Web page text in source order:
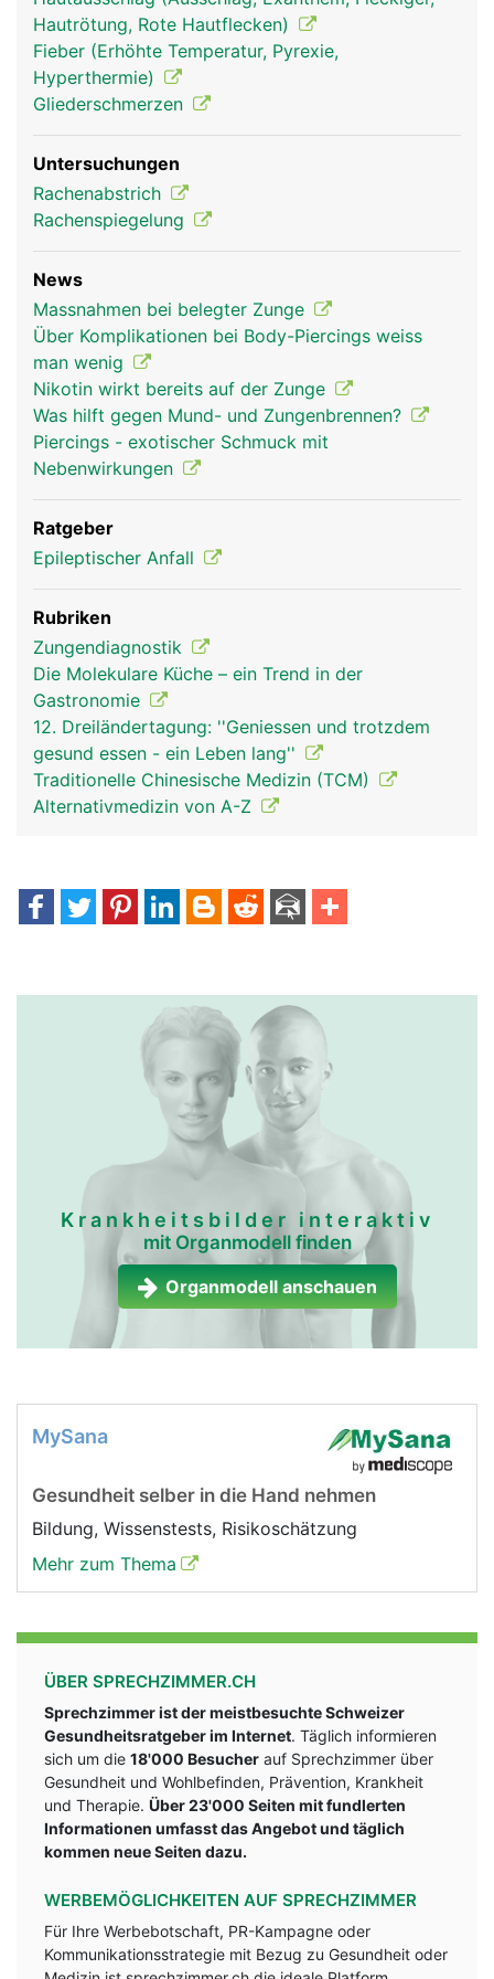
Zunge Frau Zunge Mann
Hautrötung, Rote Hautflecken)
Fieber (Erhöhte Temperatur, Pyrexie,
Hyperthermie)
Gliederschmerzen
Untersuchungen
Rachenabstrich
Rachenspiegelung
News
Massnahmen bei belegter Zunge
Über Komplikationen bei Body-Piercings weiss
man wenig
Nikotin wirkt bereits auf der Zunge
Was hilft gegen Mund- und Zungenbrennen?
Piercings - exotischer Schmuck mit
Nebenwirkungen
Ratgeber
Epileptischer Anfall
Rubriken
Zungendiagnostik
Die Molekulare Küche – ein Trend in der
Gastronomie
12. Dreiländertagung: ''Geniessen und trotzdem
gesund essen - ein Leben lang''
Traditionelle Chinesische Medizin (TCM)
Alternativmedizin von A-Z
Krankheitsbilder interaktiv
mit Organmodell finden
Organmodell anschauen
MySana
Gesundheit selber in die Hand nehmen
Bildung, Wissenstests, Risikoschätzung
Mehr zum Thema
ÜBER SPRECHZIMMER.CH
Sprechzimmer ist der meistbesuchte Schweizer
Gesundheitsratgeber im Internet. Täglich informieren
sich um die 18'000 Besucher auf Sprechzimmer über
Gesundheit und Wohlbefinden, Prävention, Krankheit
und Therapie. Über 23'000 Seiten mit fundlerten
Informationen umfasst das Angebot und täglich
kommen neue Seiten dazu.
WERBEMÖGLICHKEITEN AUF SPRECHZIMMER
Für Ihre Werbebotschaft, PR-Kampagne oder
Kommunikationsstrategie mit Bezug zu Gesundheit oder